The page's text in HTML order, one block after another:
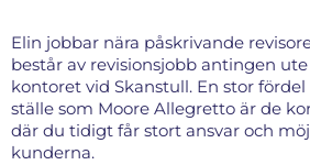
Elin jobbar nära påskrivande
består av revisionsjobb antingen
kontoret vid Skanstull. En stor
ställe som Moore Allegretto är de
där du tidigt får stort ansvar och
kunderna.